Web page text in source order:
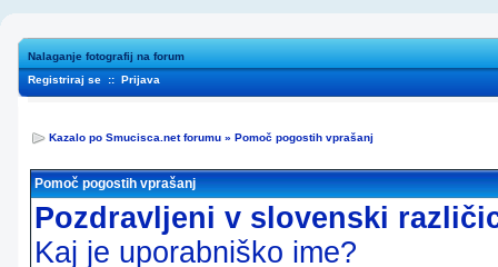
Nalaganje fotografij na forum
Registriraj se :: Prijava
Kazalo po Smucisca.net forumu » Pomoč pogostih vprašanj
Pomoč pogostih vprašanj
Pozdravljeni v slovenski
Kaj je uporabniško ime?